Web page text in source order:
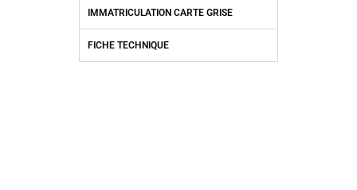
IMMATRICULATION CARTE GRISE
FICHE TECHNIQUE